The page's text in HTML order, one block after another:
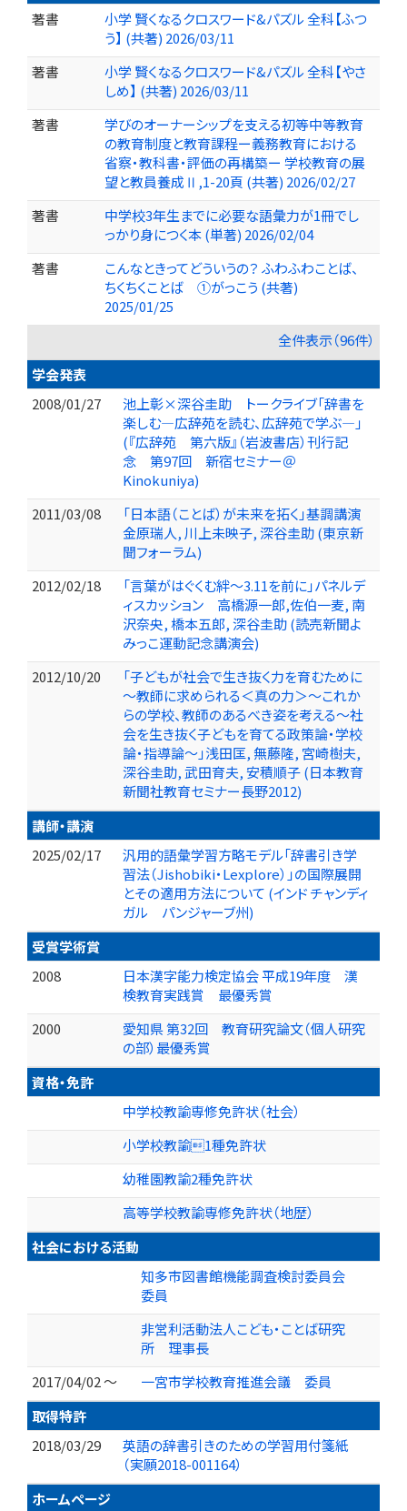
著書
小学 賢くなるクロスワード&パズル 全科【ふつ
う】 (共著) 2026/03/11
著書
小学 賢くなるクロスワード&パズル 全科【やさ
しめ】 (共著) 2026/03/11
著書
学びのオーナーシップを支える初等中等教育
の教育制度と教育課程ー義務教育における
省察・教科書・評価の再構築ー 学校教育の展
望と教員養成Ⅱ,1-20頁 (共著) 2026/02/27
著書
中学校3年生までに必要な語彙力が1冊でし
っかり身につく本 (単著) 2026/02/04
著書
こんなときってどういうの？ ふわふわことば、
ちくちくことば ①がっこう (共著)
2025/01/25
全件表示（96件）
学会発表
2008/01/27
池上彰×深谷圭助 トークライブ「辞書を
楽しむ―広辞苑を読む、広辞苑で学ぶ―」
(『広辞苑 第六版』（岩波書店）刊行記
念 第97回 新宿セミナー＠
Kinokuniya)
2011/03/08
「日本語（ことば）が未来を拓く」基調講演
金原瑞人, 川上未映子, 深谷圭助 (東京新
聞フォーラム)
2012/02/18
「言葉がはぐくむ絆～3.11を前に」パネルデ
ィスカッション 高橋源一郎,佐伯一麦, 南
沢奈央, 橋本五郎, 深谷圭助 (読売新聞よ
みっこ運動記念講演会)
2012/10/20
「子どもが社会で生き抜く力を育むために
～教師に求められる＜真の力＞～これか
らの学校、教師のあるべき姿を考える～社
会を生き抜く子どもを育てる政策論・学校
論・指導論～」浅田匡, 無藤隆, 宮崎樹夫,
深谷圭助, 武田育夫, 安積順子 (日本教育
新聞社教育セミナー長野2012)
講師・講演
2025/02/17
汎用的語彙学習方略モデル「辞書引き学
習法（Jishobiki・Lexplore）」の国際展開
とその適用方法について (インド チャンディ
ガル パンジャーブ州)
受賞学術賞
2008
日本漢字能力検定協会 平成19年度 漢
検教育実践賞 最優秀賞
2000
愛知県 第32回 教育研究論文（個人研究
の部）最優秀賞
資格・免許
中学校教諭専修免許状（社会）
小学校教諭1種免許状
幼稚園教諭2種免許状
高等学校教諭専修免許状（地歴）
社会における活動
知多市図書館機能調査検討委員会
委員
非営利活動法人こども・ことば研究
所 理事長
2017/04/02 ～
一宮市学校教育推進会議 委員
取得特許
2018/03/29
英語の辞書引きのための学習用付箋紙
（実願2018-001164）
ホームページ